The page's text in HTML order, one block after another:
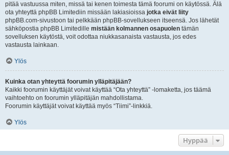
pitää vastuussa miten, missä tai kenen toimesta tämä foorumi on käytössä. Älä
ota yhteyttä phpBB Limitediin missään lakiasioissa jotka eivät liity
phpBB.com-sivustoon tai pelkkään phpBB-sovellukseen itseensä. Jos lähetät
sähköpostia phpBB Limitedille mistään kolmannen osapuolen tämän
sovelluksen käytöstä, voit odottaa niukkasanaista vastausta, jos edes
vastausta lainkaan.
Ylös
Kuinka otan yhteyttä foorumin ylläpitäjään?
Kaikki foorumin käyttäjät voivat käyttää “Ota yhteyttä” -lomaketta, jos täämä
vaihtoehto on foorumin ylläpitäjän mahdollistama.
Foorumin käyttäjät voivat käyttää myös “Tiimi”-linkkiä.
Ylös
Hyppää